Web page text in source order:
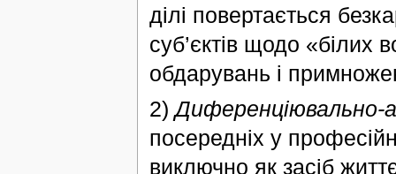
ділі повертається
суб’єктів щодо «білих
обдарувань і
2)Диференціювально-
посередніх у
виключно як засіб